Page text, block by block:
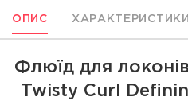
ОПИС ХАРАКТЕРИСТИКИ
Флюїд для
Twisty Curl